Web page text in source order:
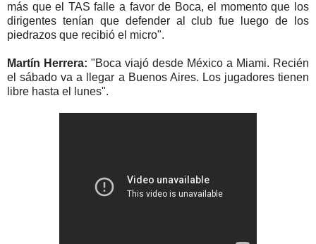
más que el TAS falle a favor de Boca, el momento que los
dirigentes tenían que defender al club fue luego de los
piedrazos que recibió el micro".
Martín Herrera: "Boca viajó desde México a Miami. Recién
el sábado va a llegar a Buenos Aires. Los jugadores tienen
libre hasta el lunes".